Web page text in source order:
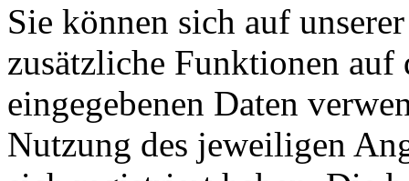
Sie können sich auf
zusätzliche Funktionen auf
eingegebenen Daten
Nutzung des jeweiligen